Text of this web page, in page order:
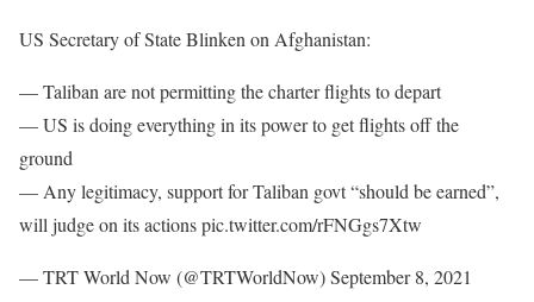
US Secretary of State Blinken on Afghanistan:
— Taliban are not permitting the charter flights to depart
— US is doing everything in its power to get flights off the
ground
— Any legitimacy, support for Taliban govt “should be earned”,
will judge on its actions pic.twitter.com/rFNGgs7Xtw
— TRT World Now (@TRTWorldNow) September 8, 2021